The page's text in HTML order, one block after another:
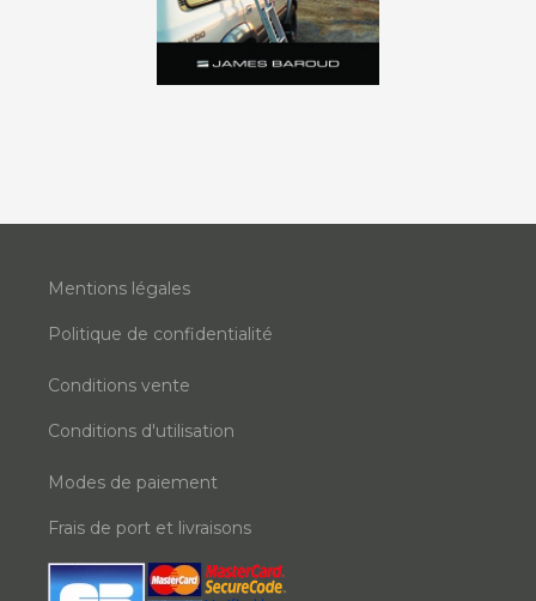
Mentions légales
Politique de confidentialité
Conditions vente
Conditions d'utilisation
Modes de paiement
Frais de port et livraisons